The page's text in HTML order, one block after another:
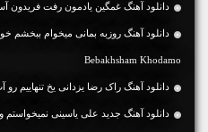
دانلود آهنگ غمگین یادمون رفت فریدون
Bebakhsham Khodamo
دانلود آهنگ راک رضا یزدانی یخ تنهاییم رو
دانلود آهنگ جديد علی یاسینی نمیخواستم